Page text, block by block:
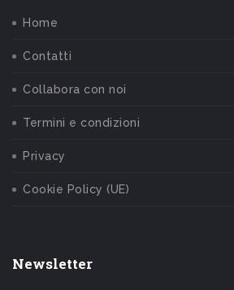
Home
Contatti
Collabora con noi
Termini e condizioni
Privacy
Cookie Policy (UE)
Newsletter